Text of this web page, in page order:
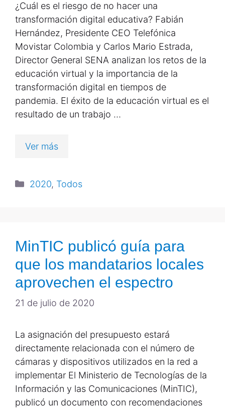
¿Cuál es el riesgo de no hacer una
transformación digital educativa? Fabián
Hernández, Presidente CEO Telefónica
Movistar Colombia y Carlos Mario Estrada,
Director General SENA analizan los retos de la
educación virtual y la importancia de la
transformación digital en tiempos de
pandemia. El éxito de la educación virtual es el
resultado de un trabajo …
Ver más
2020, Todos
MinTIC publicó guía para
que los mandatarios locales
aprovechen el espectro
21 de julio de 2020
La asignación del presupuesto estará
directamente relacionada con el número de
cámaras y dispositivos utilizados en la red a
implementar El Ministerio de Tecnologías de la
Información y las Comunicaciones (MinTIC),
publicó un documento con recomendaciones